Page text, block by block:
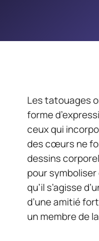
Les tatouages
forme
ceux qui
des cœurs ne
dessins
pour
qu’il s’agisse
d’une amitié
un membre de